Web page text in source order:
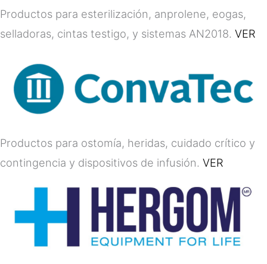
Productos para esterilización, anprolene, eogas,
selladoras, cintas testigo, y sistemas AN2018. VER
Productos para ostomía, heridas, cuidado crítico y
contingencia y dispositivos de infusión. VER